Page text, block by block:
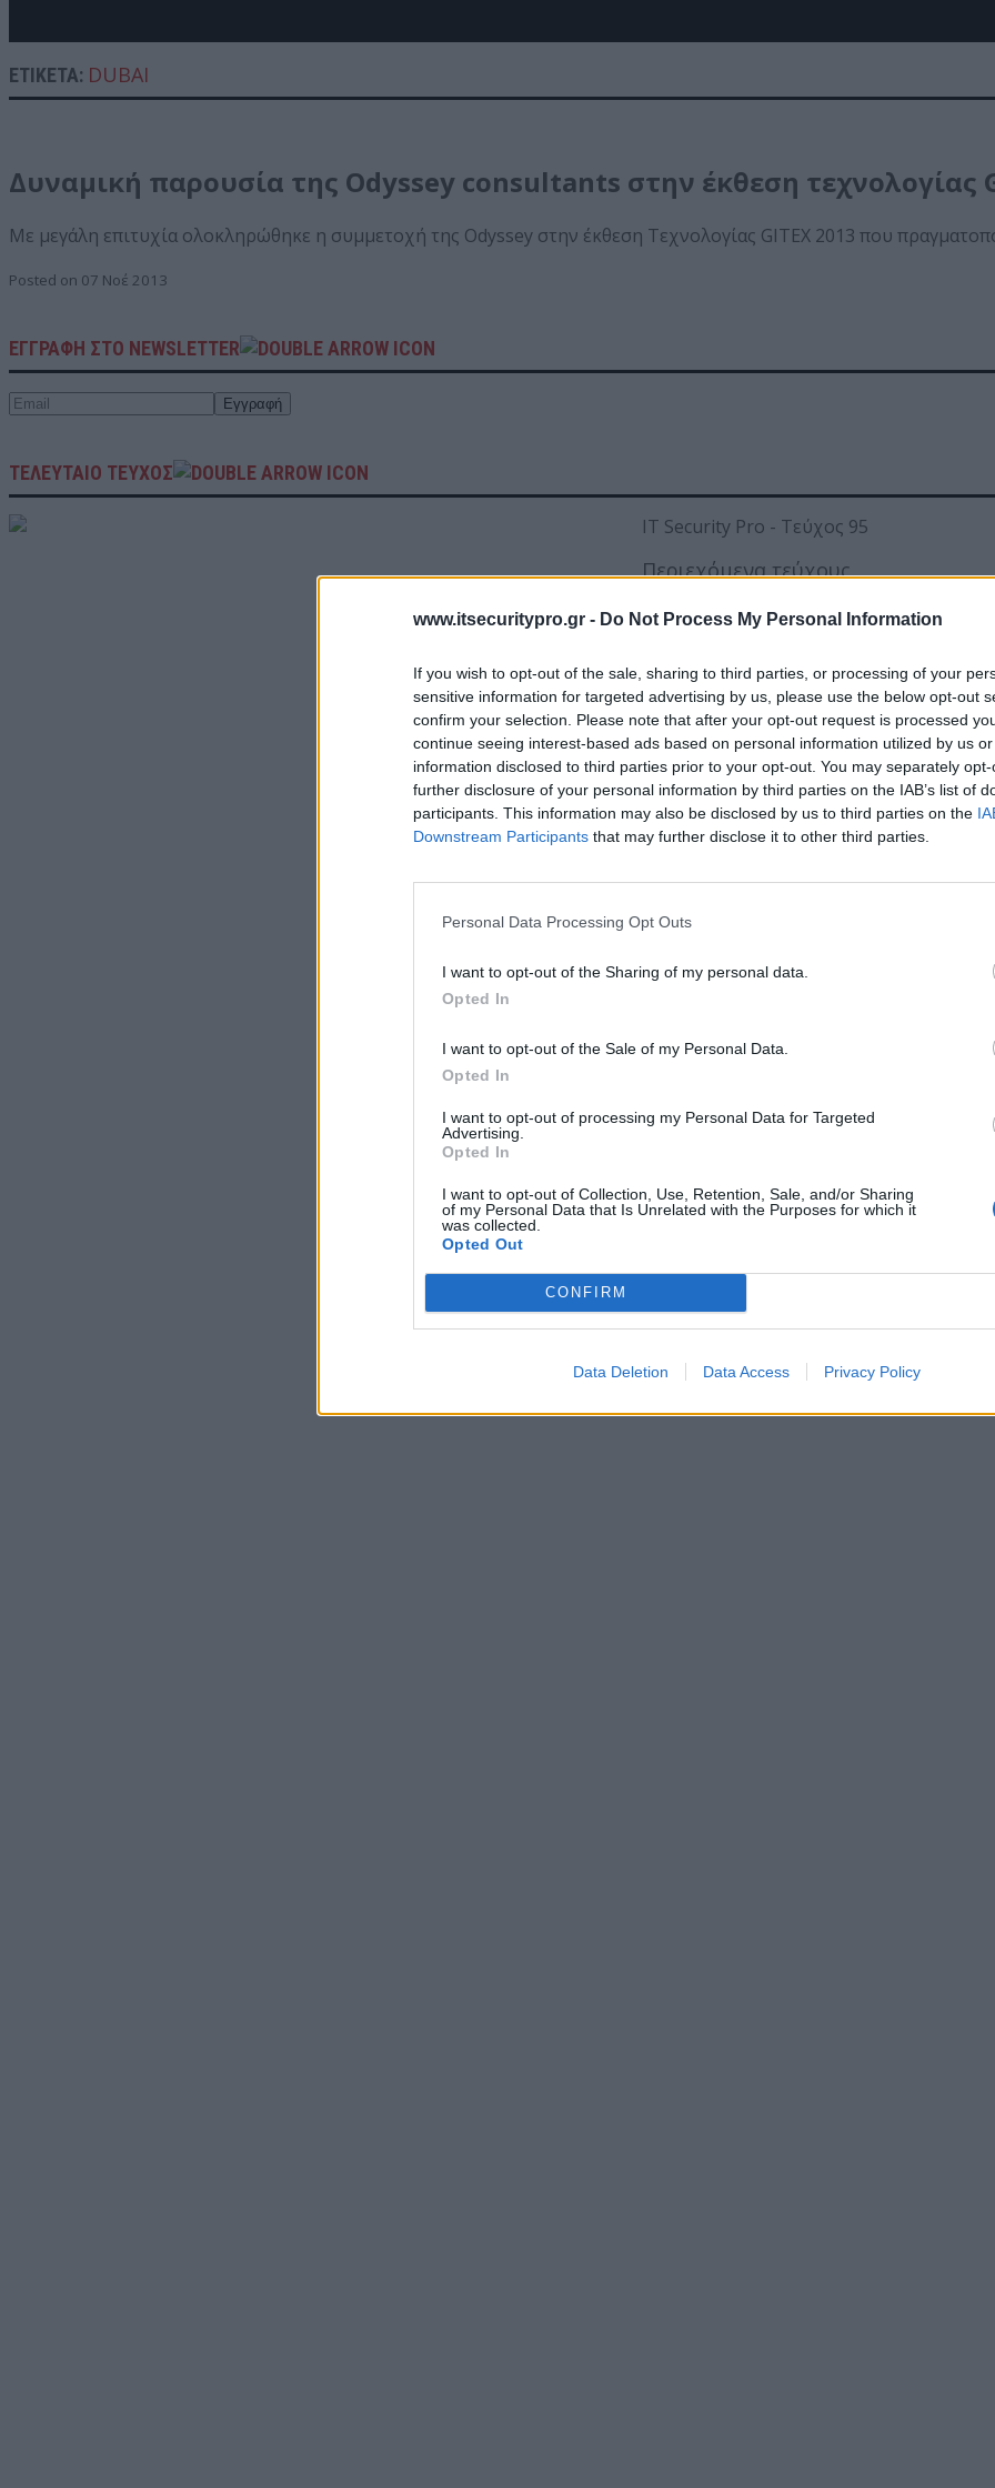
www.itsecuritypro.gr - Do Not Process My Personal Information
If you wish to opt-out of the sale, sharing to third parties, or processing of your
sensitive information for targeted advertising by us, please use the below opt-out
confirm your selection. Please note that after your opt-out request is processed
continue seeing interest-based ads based on personal information utilized by us
information disclosed to third parties prior to your opt-out. You may separately
further disclosure of your personal information by third parties on the IAB’s list of
participants. This information may also be disclosed by us to third parties on the
Downstream Participants that may further disclose it to other third parties.
Personal Data Processing Opt Outs
I want to opt-out of the Sharing of my personal data.
Opted In
I want to opt-out of the Sale of my Personal Data.
Opted In
I want to opt-out of processing my Personal Data for Targeted
Advertising.
Opted In
I want to opt-out of Collection, Use, Retention, Sale, and/or Sharing
of my Personal Data that Is Unrelated with the Purposes for which it
was collected.
Opted Out
CONFIRM
Data Deletion Data Access Privacy Policy
ΕΤΙΚΈΤΑ: DUBAI
Δυναμική παρουσία της Odyssey consultants στην έκθεση τεχνολογίας
Με μεγάλη επιτυχία ολοκληρώθηκε η συμμετοχή της Odyssey στην έκθεση Τεχνολογίας GITEX 2013 που
Posted on 07 Νοέ 2013
ΕΓΓΡΑΦΗ ΣΤΟ NEWSLETTER
ΤΕΛΕΥΤΑΙΟ ΤΕΥΧΟΣ
Περιεχόμενα τεύχους